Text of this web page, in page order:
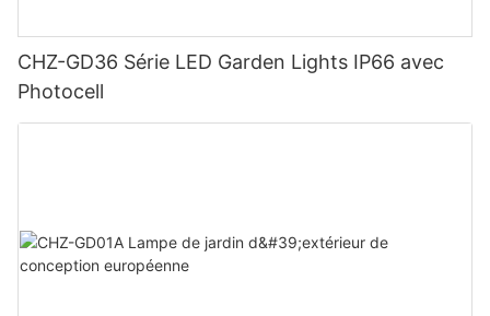
CHZ-GD36 Série LED Garden Lights IP66 avec
Photocell